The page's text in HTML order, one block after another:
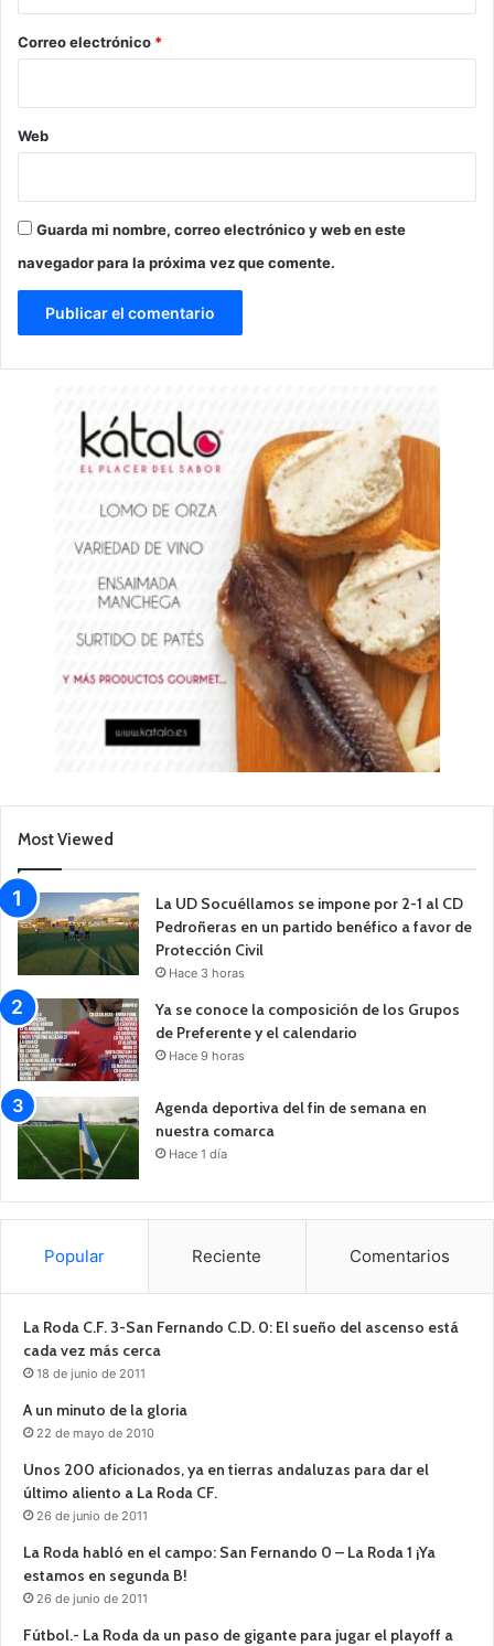
*
Correo electrónico *
Web
Guarda mi nombre, correo electrónico y web en este
navegador para la próxima vez que comente.
Most Viewed
La UD Socuéllamos se impone por 2-1 al CD
Pedroñeras en un partido benéfico a favor de
Protección Civil
Hace 3 horas
Ya se conoce la composición de los Grupos
de Preferente y el calendario
Hace 9 horas
Agenda deportiva del fin de semana en
nuestra comarca
Hace 1 día
Popular Reciente Comentarios
La Roda C.F. 3-San Fernando C.D. 0: El sueño del ascenso está
cada vez más cerca
18 de junio de 2011
A un minuto de la gloria
22 de mayo de 2010
Unos 200 aficionados, ya en tierras andaluzas para dar el
último aliento a La Roda CF.
26 de junio de 2011
La Roda habló en el campo: San Fernando 0 – La Roda 1 ¡Ya
estamos en segunda B!
26 de junio de 2011
Fútbol.- La Roda da un paso de gigante para jugar el playoff a